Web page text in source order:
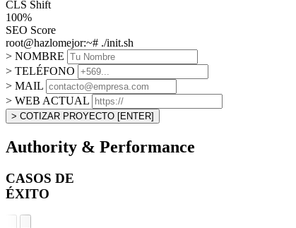
CLS Shift
100%
SEO Score
root@hazlomejor:~# ./init.sh
> NOMBRE
> TELÉFONO
> MAIL
> WEB ACTUAL
> COTIZAR PROYECTO [ENTER]
Authority & Performance
CASOS DE
ÉXITO